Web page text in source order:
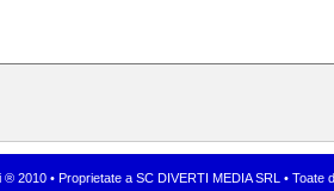
® 2010 • Proprietate a SC DIVERTI MEDIA SRL •